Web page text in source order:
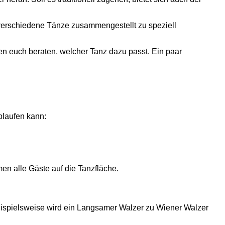
Tänze zusammengestellt zu speziell
euch beraten, welcher Tanz dazu passt. Ein paar
kann:
alle Gäste auf die Tanzfläche.
wird ein Langsamer Walzer zu Wiener Walzer